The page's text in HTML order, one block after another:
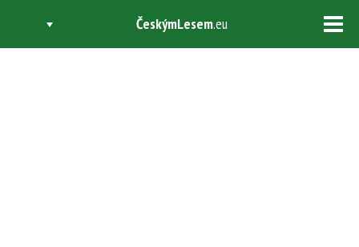
ČeskýmLesem.eu